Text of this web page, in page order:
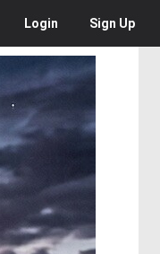
Login Sign Up